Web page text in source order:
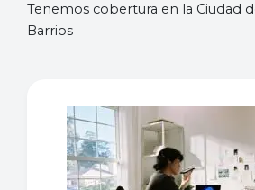
Tenemos cobertura en la Ciudad
Barrios